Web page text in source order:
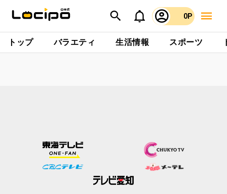
0P
トップ バラエティ 生活情報 スポーツ